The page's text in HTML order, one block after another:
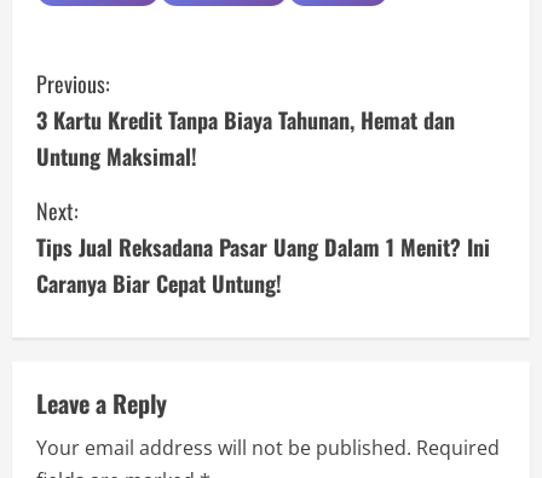
C
o
n
t
i
n
e
Previous:
3 Kartu Kredit Tanpa Biaya Tahunan, Hemat dan
Untung Maksimal!
Next:
Tips Jual Reksadana Pasar Uang Dalam 1 Menit? Ini
Caranya Biar Cepat Untung!
Leave a Reply
Your email address will not be published. Required